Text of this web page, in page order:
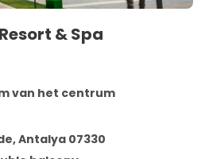
& Spa
van het centrum
Antalya 07330